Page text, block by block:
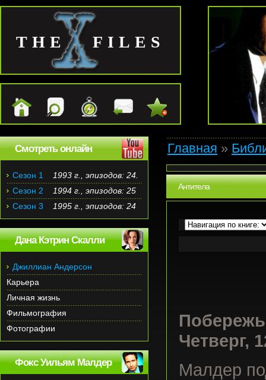
THE FILES
Главная »
Антитела
Четверг,
Малдер
Смотреть онлайн
Сезон 1
1993 г., эпизодов: 24.
Сезон 2
1994 г., эпизодов: 25
Сезон 3
1995 г., эпизодов: 24
Дана Кэтрин Скалли
Джиллиан Андерсон
Карьера
Личная жизнь
Фильмография
Фотографии
Фокс Уильям Малдер